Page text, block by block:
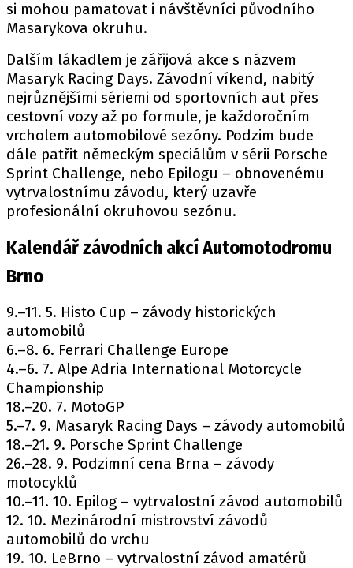
si mohou pamatovat i návštěvníci původního
Masarykova okruhu.
Dalším lákadlem je zářijová akce s názvem
Masaryk Racing Days. Závodní víkend, nabitý
nejrůznějšími sériemi od sportovních aut přes
cestovní vozy až po formule, je každoročním
vrcholem automobilové sezóny. Podzim bude
dále patřit německým speciálům v sérii Porsche
Sprint Challenge, nebo Epilogu – obnovenému
vytrvalostnímu závodu, který uzavře
profesionální okruhovou sezónu.
Kalendář závodních akcí Automotodromu
Brno
9.–11. 5. Histo Cup – závody historických
automobilů
6.–8. 6. Ferrari Challenge Europe
4.–6. 7. Alpe Adria International Motorcycle
Championship
18.–20. 7. MotoGP
5.–7. 9. Masaryk Racing Days – závody automobilů
18.–21. 9. Porsche Sprint Challenge
26.–28. 9. Podzimní cena Brna – závody
motocyklů
10.–11. 10. Epilog – vytrvalostní závod automobilů
12. 10. Mezinárodní mistrovství závodů
automobilů do vrchu
19. 10. LeBrno – vytrvalostní závod amatérů